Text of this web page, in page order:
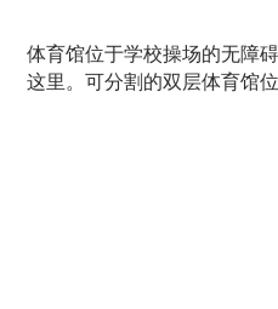
体育馆位于学校操场的无障
这里。可分割的双层体育馆位